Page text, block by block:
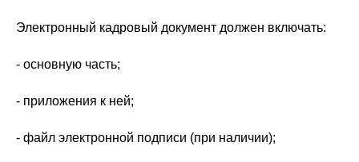
Электронный кадровый документ должен включать:
- основную часть;
- приложения к ней;
- файл электронной подписи (при наличии);